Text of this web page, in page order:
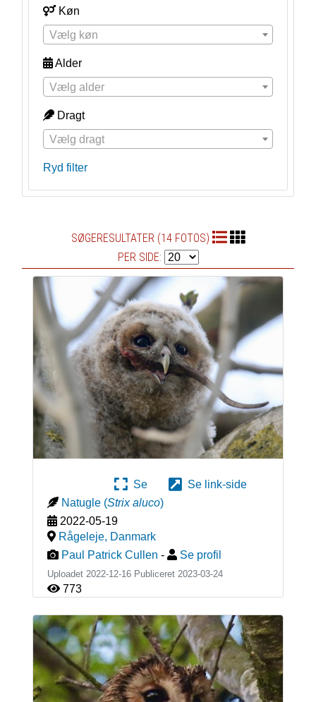
Køn
Vælg køn
Alder
Vælg alder
Dragt
Vælg dragt
Ryd filter
SØGERESULTATER (14 FOTOS)
PER SIDE:
Se
Se link-side
Natugle (Strix aluco)
2022-05-19
Rågeleje, Danmark
Paul Patrick Cullen - Se profil
Uploadet 2022-12-16 Publiceret 2023-03-24
773